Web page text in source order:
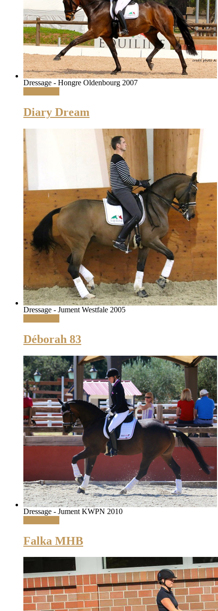
Dressage - Hongre Oldenbourg 2007
Diary Dream
Dressage - Jument Westfale 2005
Déborah 83
Dressage - Jument KWPN 2010
Falka MHB